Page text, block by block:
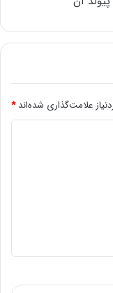
علامت‌گذاری شده‌اند*